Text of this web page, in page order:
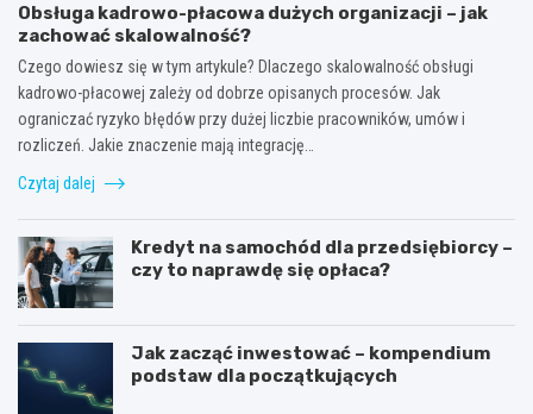
Obsługa kadrowo-płacowa dużych organizacji – jak
zachować skalowalność?
Czego dowiesz się w tym artykule? Dlaczego skalowalność obsługi
kadrowo-płacowej zależy od dobrze opisanych procesów. Jak
ograniczać ryzyko błędów przy dużej liczbie pracowników, umów i
rozliczeń. Jakie znaczenie mają integrację…
Czytaj dalej
Kredyt na samochód dla przedsiębiorcy –
czy to naprawdę się opłaca?
Jak zacząć inwestować – kompendium
podstaw dla początkujących